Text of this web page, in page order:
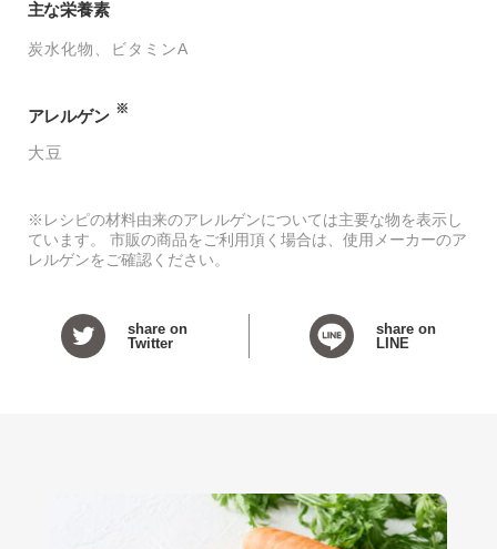
主な栄養素
炭水化物 ビタミンA
アレルゲン ※
大豆
※レシピの材料由来のアレルゲンについては主要な物を表示し
ています。 市販の商品をご利用頂く場合は、使用メーカーのア
レルゲンをご確認ください。
share on
Twitter
share on
LINE